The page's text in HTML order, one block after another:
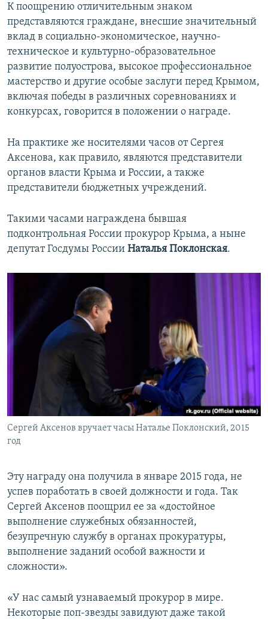
К поощрению отличительным знаком
представляются граждане, внесшие значительный
вклад в социально-экономическое, научно-
техническое и культурно-образовательное
развитие полуострова, высокое профессиональное
мастерство и другие особые заслуги перед Крымом,
включая победы в различных соревнованиях и
конкурсах, говорится в положении о награде.
На практике же носителями часов от Сергея
Аксенова, как правило, являются представители
органов власти Крыма и России, а также
представители бюджетных учреждений.
Такими часами награждена бывшая
подконтрольная России прокурор Крыма, а ныне
депутат Госдумы России Наталья Поклонская.
Сергей Аксенов вручает часы Наталье Поклонский, 2015
год
Эту награду она получила в январе 2015 года, не
успев поработать в своей должности и года. Так
Сергей Аксенов поощрил ее за «достойное
выполнение служебных обязанностей,
безупречную службу в органах прокуратуры,
выполнение заданий особой важности и
сложности».
«У нас самый узнаваемый прокурор в мире.
Некоторые поп-звезды завидуют даже такой